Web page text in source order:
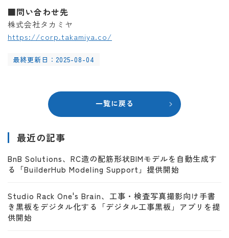
■問い合わせ先
株式会社タカミヤ
https://corp.takamiya.co/
最終更新日：2025-08-04
一覧に戻る
最近の記事
BnB Solutions、RC造の配筋形状BIMモデルを自動生成す
る「BuilderHub Modeling Support」提供開始
Studio Rack One's Brain、工事・検査写真撮影向け手書
き黒板をデジタル化する「デジタル工事黒板」アプリを提
供開始